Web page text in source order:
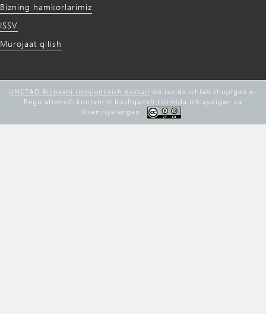
Bizning hamkorlarimiz
ISSV
Murojaat qilish
UNCTAD Biznesni rivojlantirish dasturi doirasida ishlab chiqilgan e-
Regulations©️ kontentni boshqarish tizimida ishlaydigan va
litsenziyalangan